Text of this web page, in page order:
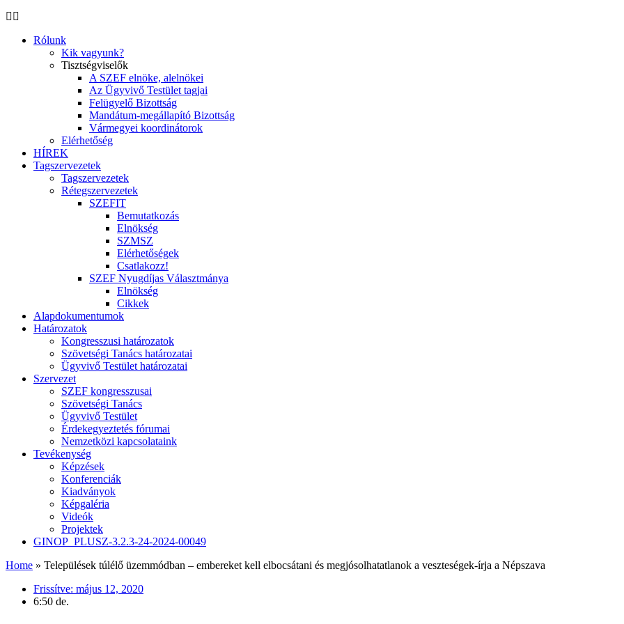
Rólunk
Kik vagyunk?
Tisztségviselők
A SZEF elnöke, alelnökei
Az Ügyvivő Testület tagjai
Felügyelő Bizottság
Mandátum-megállapító Bizottság
Vármegyei koordinátorok
Elérhetőség
HÍREK
Tagszervezetek
Tagszervezetek
Rétegszervezetek
SZEFIT
Bemutatkozás
Elnökség
SZMSZ
Elérhetőségek
Csatlakozz!
SZEF Nyugdíjas Választmánya
Elnökség
Cikkek
Alapdokumentumok
Határozatok
Kongresszusi határozatok
Szövetségi Tanács határozatai
Ügyvivő Testület határozatai
Szervezet
SZEF kongresszusai
Szövetségi Tanács
Ügyvivő Testület
Érdekegyeztetés fórumai
Nemzetközi kapcsolataink
Tevékenység
Képzések
Konferenciák
Kiadványok
Képgaléria
Videók
Projektek
GINOP_PLUSZ-3.2.3-24-2024-00049
Home » Települések túlélő üzemmódban – embereket kell elbocsátani és megjósolhatatlanok a veszteségek-írja a Népszava
Frissítve: május 12, 2020
6:50 de.